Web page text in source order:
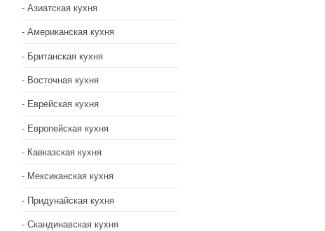
Азиатская кухня
Американская кухня
Британская кухня
Восточная кухня
Еврейская кухня
Европейская кухня
Кавказская кухня
Мексиканская кухня
Придунайская кухня
Скандинавская кухня